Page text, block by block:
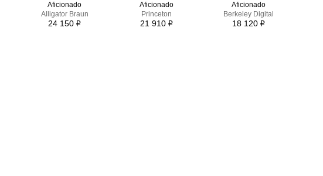
Aficionado
Alligator Braun
24 150 i
Aficionado
Princeton
21 910 i
Aficionado
Berkeley Digital
18 120 i